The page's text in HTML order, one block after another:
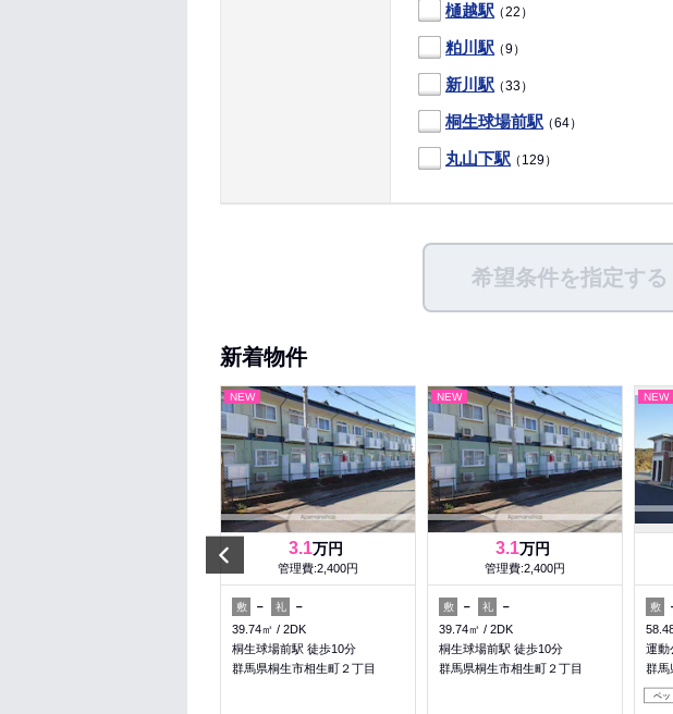
樋越駅（22）
粕川駅（9）
新川駅（33）
桐生球場前駅（64）
丸山下駅（129）
希望条件を指定する
新着物件
NEW
3.1万円
管理費:2,400円
敷 － 礼
－
39.74㎡
2DK
桐生球場前駅 徒歩10分
群馬県桐生市相生町２丁目
NEW
3.1万円
管理費:2,400円
敷 － 礼
－
39.74㎡
2DK
桐生球場前駅 徒歩10分
群馬県桐生市相生町２丁目
NEW
敷
運動
群馬
ペッ